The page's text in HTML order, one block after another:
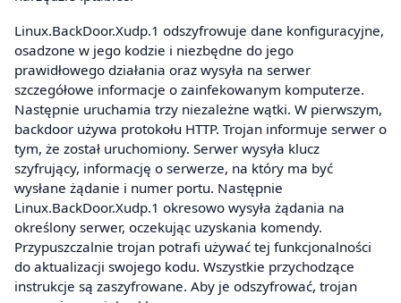
Linux.BackDoor.Xudp.1 odszyfrowuje dane konfiguracyjne,
osadzone w jego kodzie i niezbędne do jego
prawidłowego działania oraz wysyła na serwer
szczegółowe informacje o zainfekowanym komputerze.
Następnie uruchamia trzy niezależne wątki. W pierwszym,
backdoor używa protokołu HTTP. Trojan informuje serwer o
tym, że został uruchomiony. Serwer wysyła klucz
szyfrujący, informację o serwerze, na który ma być
wysłane żądanie i numer portu. Następnie
Linux.BackDoor.Xudp.1 okresowo wysyła żądania na
określony serwer, oczekując uzyskania komendy.
Przypuszczalnie trojan potrafi używać tej funkcjonalności
do aktualizacji swojego kodu. Wszystkie przychodzące
instrukcje są zaszyfrowane. Aby je odszyfrować, trojan